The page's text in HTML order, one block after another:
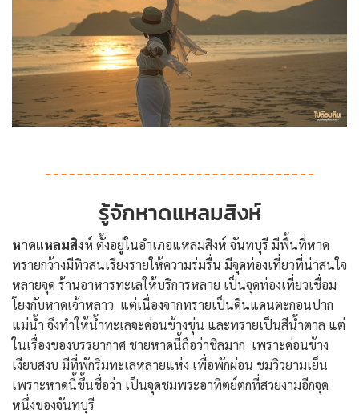
รู้จักหาดแหลมสิงห์
หาดแหลมสิงห์ ตั้งอยู่ในอำเภอแหลมสิงห์ จันทบุรี มีพื้นที่หาด
ทรายกว้างมีทิวสนเรียงรายให้ความร่มรื่น มีจุดท่องเที่ยวที่น่าสนใจ
หลายจุด ร้านอาหารทะเลให้บริการหลาย เป็นจุดท่องเที่ยวเชื่อม
โยงกับหาดเจ้าหลาว แต่เนื่องจากทรายเป็นดินแดนตะกอนปาก
แม่น้ำ จึงทำให้น้ำทะเลจะค่อนข้างขุ่น และทรายเป็นสีน้ำตาล แต่
ในเรื่องของบรรยากาศ ชายหาดนี้ถือว่าชิลมาก เพราะค่อนข้าง
เงียบสงบ มีที่พักริมทะเลหลายแห่ง เพื่อพักผ่อน ชมวิวยามเย็น
เพราะหาดนี้ขึ้นชื่อว่า เป็นจุดชมพระอาทิตย์ตกที่สวยงามอีกจุด
หนึ่งของจันทบุรี